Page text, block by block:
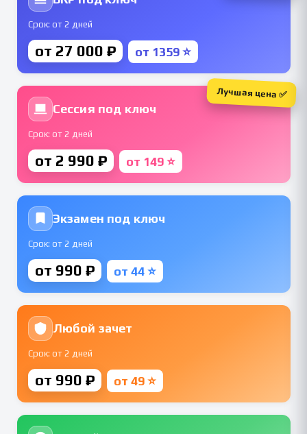
Срок: от 2 дней
от 27 000 ₽ от 1359 ⭐
Сессия под ключ
Срок: от 2 дней
от 2 990 ₽ от 149 ⭐
Лучшая цена ✅
Экзамен под ключ
Срок: от 2 дней
от 990 ₽ от 44 ⭐
Любой зачет
Срок: от 2 дней
от 990 ₽ от 49 ⭐